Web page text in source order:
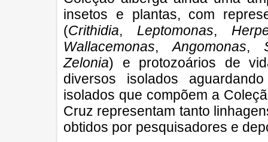
insetos e plantas, com
(Crithidia, Leptomonas,
Wallacemonas,Angomonas,
Zelonia) e protozoários de
diversos isolados
isolados que compõem a
Cruz representam tanto
obtidos por pesquisadores e